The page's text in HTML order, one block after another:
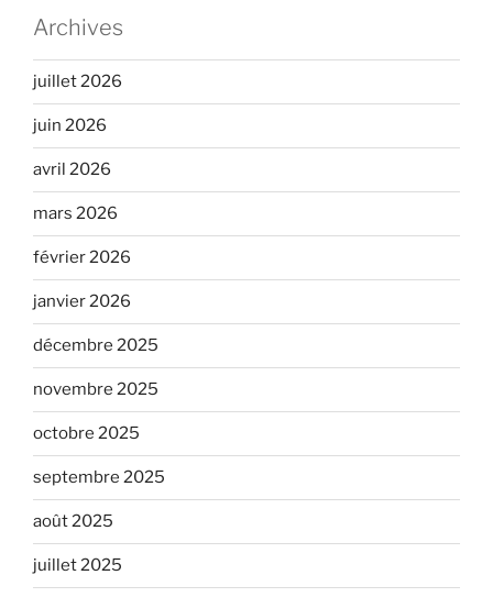
Archives
juillet 2026
juin 2026
avril 2026
mars 2026
février 2026
janvier 2026
décembre 2025
novembre 2025
octobre 2025
septembre 2025
août 2025
juillet 2025